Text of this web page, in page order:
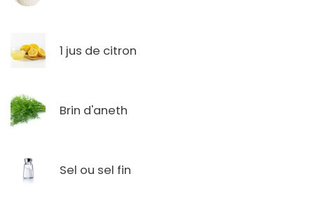
1 jus de citron
Brin d'aneth
Sel ou sel fin